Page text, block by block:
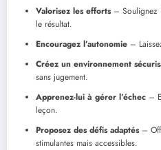
Valorisez les efforts– Soulignez
le résultat.
Encouragez l’autonomie –
Créez un environnement
sans jugement.
Apprenez-lui à gérer l’échec –
leçon.
Proposez des défis adaptés–
stimulantes mais accessibles.